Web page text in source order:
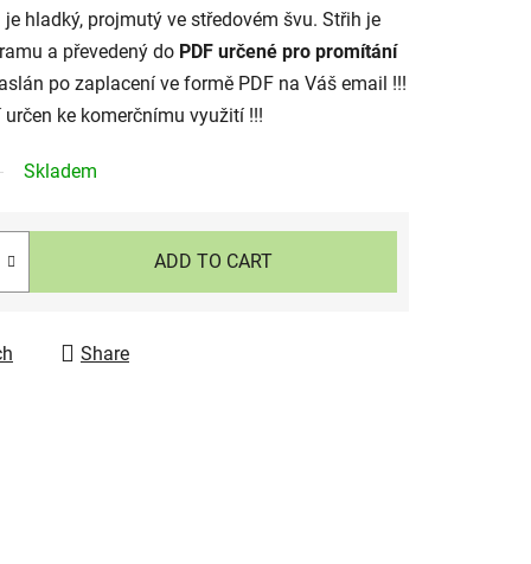
hladký, projmutý ve středovém švu. Střih je
a převedený do PDF určené pro promítání
po zaplacení ve formě PDF na Váš email !!!
ke komerčnímu využití !!!
Skladem
ADD TO CART
Share